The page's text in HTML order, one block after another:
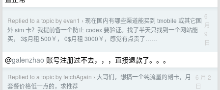
Replied to a topic by evan1 › 现在国内有哪些渠道能买到 tmobile 或其它国
外 sim 卡？我提前备一个防止 codex 要验证。找了半天只找到一个网站能
买， 3$月租 500￥， 0$月租 3000￥，感觉有点贵了……
6
月
9
日
@galenzhao 账号注册过不去，，，直接退款了。。。
Replied to a topic by fetchAgain › 大哥们，想搞一个纯流量的副卡，月
套餐价格低一点的，求推荐
6 月 2
日